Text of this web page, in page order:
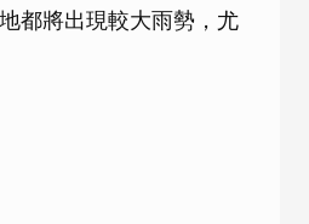
都將出現較大雨勢，尤